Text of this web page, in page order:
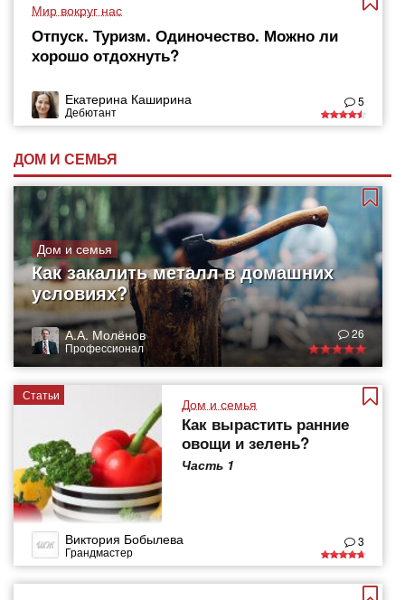
Мир вокруг нас
Отпуск. Туризм. Одиночество. Можно ли
хорошо отдохнуть?
Екатерина Каширина
Дебютант
5
ДОМ И СЕМЬЯ
Дом и семья
Как закалить металл в домашних
условиях?
А.А. Молёнов
Профессионал
26
Статьи
Дом и семья
Как вырастить ранние
овощи и зелень?
Часть 1
Виктория Бобылева
Грандмастер
3